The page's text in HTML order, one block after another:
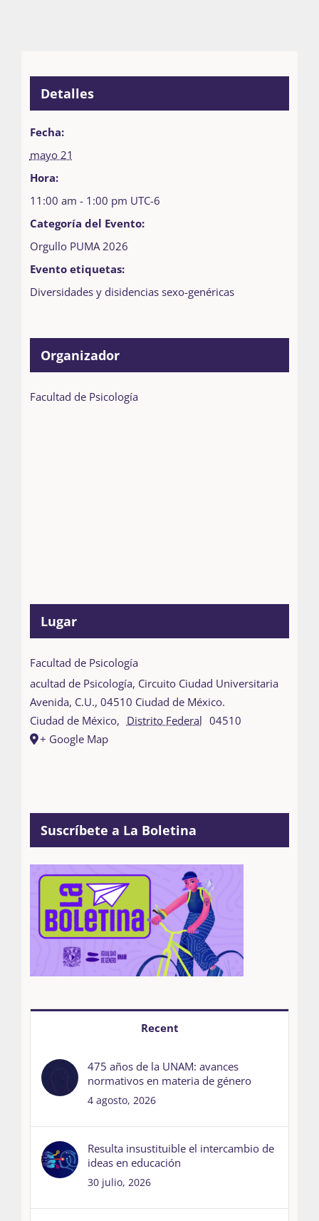
Detalles
Fecha:
mayo 21
Hora:
11:00 am - 1:00 pm UTC-6
Categoría del Evento:
Orgullo PUMA 2026
Evento etiquetas:
Diversidades y disidencias sexo-genéricas
Organizador
Facultad de Psicología
Lugar
Facultad de Psicología
acultad de Psicología, Circuito Ciudad Universitaria
Avenida, C.U., 04510 Ciudad de México.
Ciudad de México, Distrito Federal 04510
+ Google Map
Suscríbete a La Boletina
Recent
475 años de la UNAM: avances
normativos en materia de género
4 agosto, 2026
Resulta insustituible el intercambio de
ideas en educación
30 julio, 2026